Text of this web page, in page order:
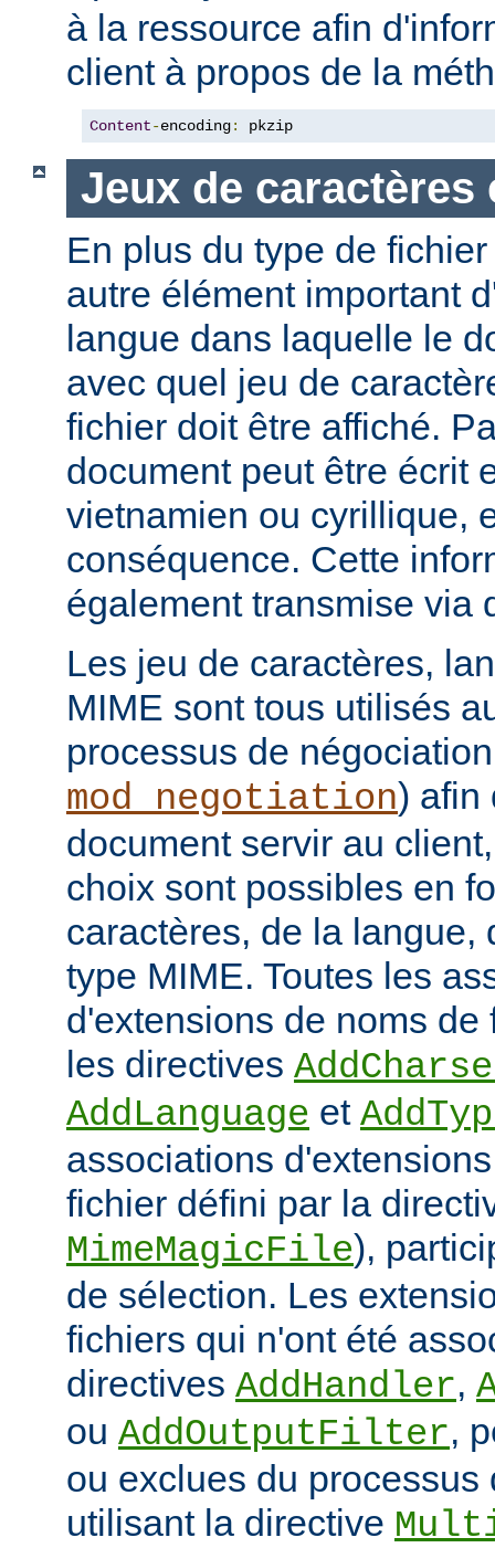
à la ressource afin
client à propos de la
Content-encoding: pkzip
Jeux de caractères
En plus du type de
autre élément important
langue dans laquelle le
avec quel jeu de
fichier doit être affiché.
document peut être écrit
vietnamien ou cyrillique,
conséquence. Cette
également transmise via
Les jeu de caractères,
MIME sont tous utilisés
processus de
mod_negotiation) afin
document servir au
choix sont possibles en
caractères, de la langue,
type MIME. Toutes les
d'extensions de noms
les directives
AddLanguage et
associations
fichier défini par la
MimeMagicFile),
de sélection. Les
fichiers qui n'ont été
directives AddHandler,
ou AddOutputFilter,
ou exclues du processus
utilisant la directive